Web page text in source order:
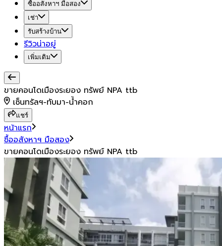
ซื้ออสังหาฯ มือสอง
เช่า
รับสร้างบ้าน
รีวิวน่าอยู่
เพิ่มเติม
ขายคอนโดเมืองระยอง ทรัพย์ NPA ttb
เซ็นทรัลฯ-ทับมา-น้ำคอก
แชร์
หน้าแรก
ซื้ออสังหาฯ มือสอง
ขายคอนโดเมืองระยอง ทรัพย์ NPA ttb